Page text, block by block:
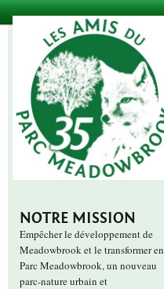
NOTRE MISSION
Empêcher le développement de
Meadowbrook et le transformer en
Parc Meadowbrook, un nouveau
parc-nature urbain et